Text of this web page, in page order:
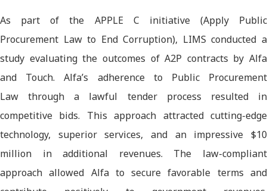
As part of the APPLE C initiative (Apply Public
Procurement Law to End Corruption), LIMS conducted a
study evaluating the outcomes of A2P contracts by Alfa
and Touch. Alfa’s adherence to Public Procurement
Law through a lawful tender process resulted in
competitive bids. This approach attracted cutting-edge
technology, superior services, and an impressive $10
million in additional revenues. The law-compliant
approach allowed Alfa to secure favorable terms and